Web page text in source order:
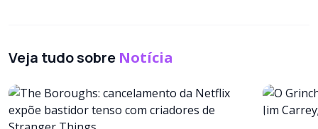
Veja tudo sobre Notícia